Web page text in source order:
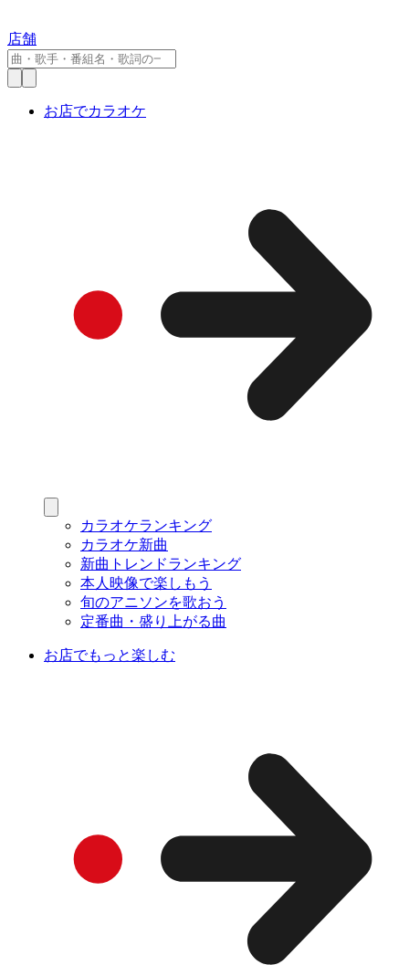
店舗
お店でカラオケ
カラオケランキング
カラオケ新曲
新曲トレンドランキング
本人映像で楽しもう
旬のアニソンを歌おう
定番曲・盛り上がる曲
お店でもっと楽しむ